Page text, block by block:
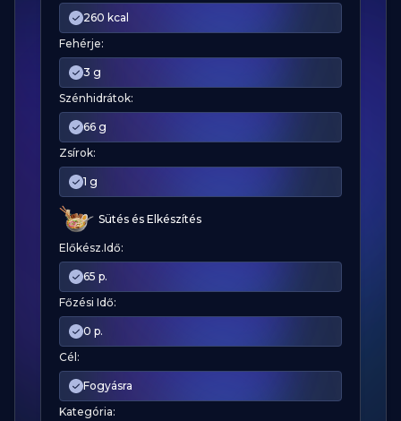
260 kcal
Fehérje:
3 g
Szénhidrátok:
66 g
Zsírok:
1 g
Sütés és Elkészítés
Előkész.Idő:
65 p.
Főzési Idő:
0 p.
Cél:
Fogyásra
Kategória: